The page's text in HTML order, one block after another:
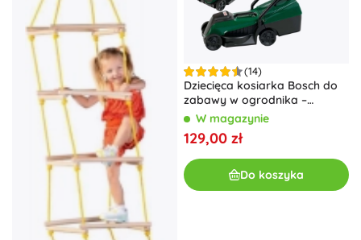
(14)
Dziecięca kosiarka Bosch do
zabawy w ogrodnika –
Kosiarka Bosch
W magazynie
129,00 zł
Do koszyka